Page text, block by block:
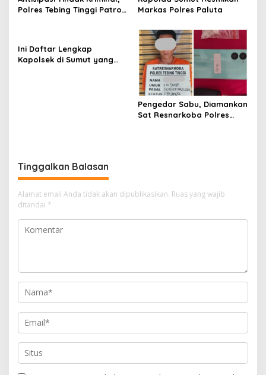
Seksual terhadap Anak
Polres Tebing Tinggi Patroli
Markas Polres Paluta
Ini Daftar Lengkap
Kapolsek di Sumut yang
Pengedar Sabu, Diamankan
Sat Resnarkoba Polres
Tinggalkan Balasan
Alamat email Anda tidak akan dipublikasikan. Ruas yang wajib
ditandai *